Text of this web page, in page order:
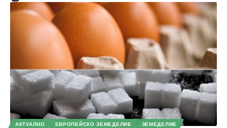
АКТУАЛНО ЕВРОПЕЙСКО ЗЕМЕДЕЛИЕ ЗЕМЕДЕЛИЕ